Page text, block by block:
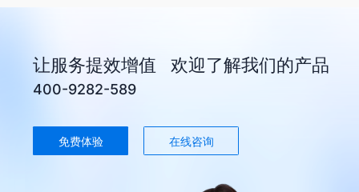
让服务提效增值 欢迎了解我们的产品
400-9282-589
免费体验 在线咨询